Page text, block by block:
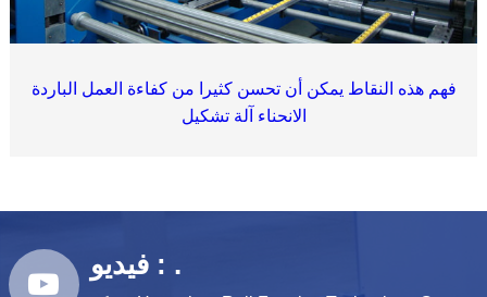
فهم هذه النقاط يمكن أن تحسن كثيرا من كفاءة العمل الباردة
الانحناء آلة تشكيل
فيديو : .